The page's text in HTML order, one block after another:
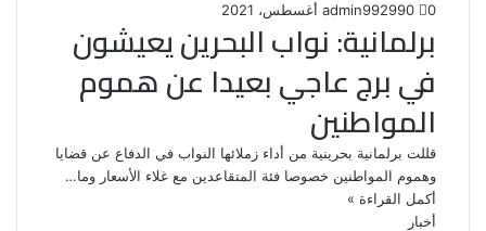
admin9929 أغسطس، 2021 0
برلمانية: نواب البحرين يعيشون
في برج عاجي بعيدا عن هموم
المواطنين
قللت برلمانية بحرينية من أداء زملائها النواب في الدفاع عن قضايا
وهموم المواطنين خصوصا فئة المتقاعدين مع غلاء الأسعار وما…
أكمل القراءة »
أخبار